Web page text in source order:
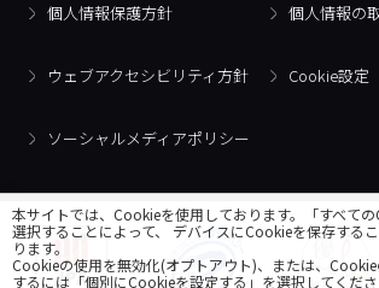
個人情報保護方針 個人情報の
ウェブアクセシビリティ方針 Cookie設定
ソーシャルメディアポリシー
本サイトでは、Cookieを使用しております。「すべて
選択することによって、 デバイスにCookieを保存する
ります。
Cookieの使用を無効化(オプトアウト)、または、
するには「個別にCookieを設定する」を選択してくださ